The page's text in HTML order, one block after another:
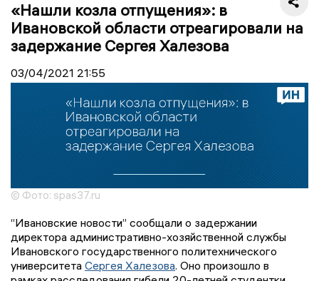
«Нашли козла отпущения»: в
Ивановской области отреагировали на
задержание Сергея Халезова
03/04/2021 21:55
© Фото: spas37.ru
“Ивановские новости” сообщали о задержании
директора административно-хозяйственной службы
Ивановского государственного политехнического
университета Сергея Халезова. Оно произошло в